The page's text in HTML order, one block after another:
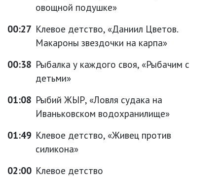
овощной подушке»
00:27 Клевое детство, «Даниил Цветов.
Макароны звездочки на карпа»
00:38 Рыбалка у каждого своя, «Рыбачим с
детьми»
01:08 Рыбий ЖЫР, «Ловля судака на
Иваньковском водохранилище»
01:49 Клевое детство, «Живец против
силикона»
02:00 Клевое детство